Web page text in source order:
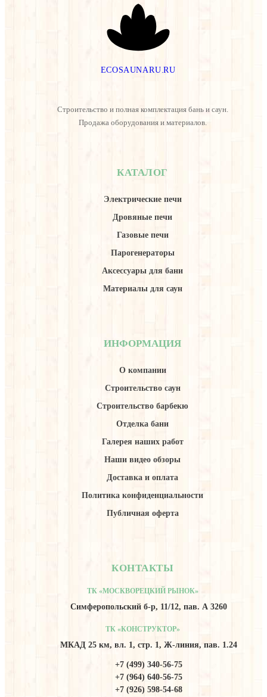
ECOSAUNARU.RU
Строительство и полная комплектация бань и саун.
Продажа оборудования и материалов.
КАТАЛОГ
Электрические печи
Дровяные печи
Газовые печи
Парогенераторы
Аксессуары для бани
Материалы для саун
ИНФОРМАЦИЯ
О компании
Строительство саун
Строительство барбекю
Отделка бани
Галерея наших работ
Наши видео обзоры
Доставка и оплата
Политика конфиденциальности
Публичная оферта
КОНТАКТЫ
ТК «МОСКВОРЕЦКИЙ РЫНОК»
Симферопольский б-р, 11/12, пав. А 3260
ТК «КОНСТРУКТОР»
МКАД 25 км, вл. 1, стр. 1, Ж-линия, пав. 1.24
+7 (499) 340-56-75
+7 (964) 640-56-75
+7 (926) 598-54-68